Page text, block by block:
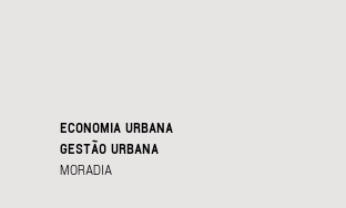
ECONOMIA URBANA
GESTÃO URBANA
MORADIA